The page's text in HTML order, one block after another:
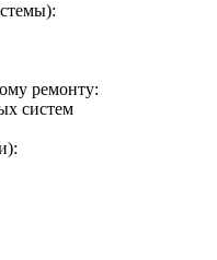
ремонту:
систем